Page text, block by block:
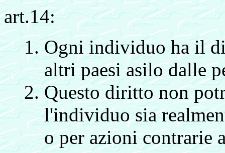
art.14:
Ogni individuo ha il
altri paesi asilo dalle
Questo diritto non
l'individuo sia
o per azioni contrarie